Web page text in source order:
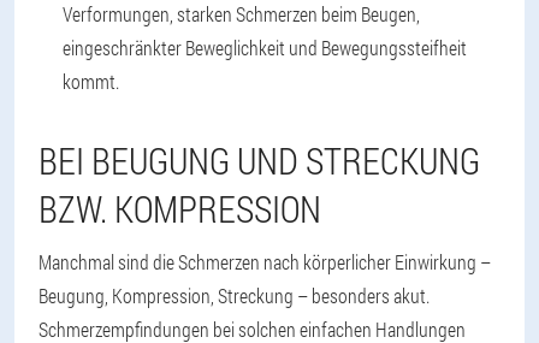
Verformungen, starken Schmerzen beim Beugen,
eingeschränkter Beweglichkeit und Bewegungssteifheit
kommt.
BEI BEUGUNG UND STRECKUNG
BZW. KOMPRESSION
Manchmal sind die Schmerzen nach körperlicher Einwirkung –
Beugung, Kompression, Streckung – besonders akut.
Schmerzempfindungen bei solchen einfachen Handlungen